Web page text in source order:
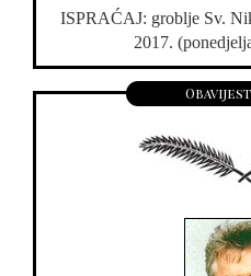
ISPRAĆAJ: groblje Sv.
2017.